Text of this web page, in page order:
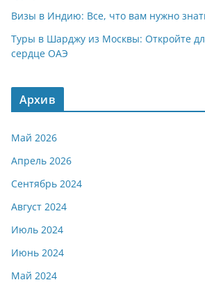
Визы в Индию: Все, что вам нужно
Туры в Шарджу из Москвы: Откройте
сердце ОАЭ
Архив
Май 2026
Апрель 2026
Сентябрь 2024
Август 2024
Июль 2024
Июнь 2024
Май 2024